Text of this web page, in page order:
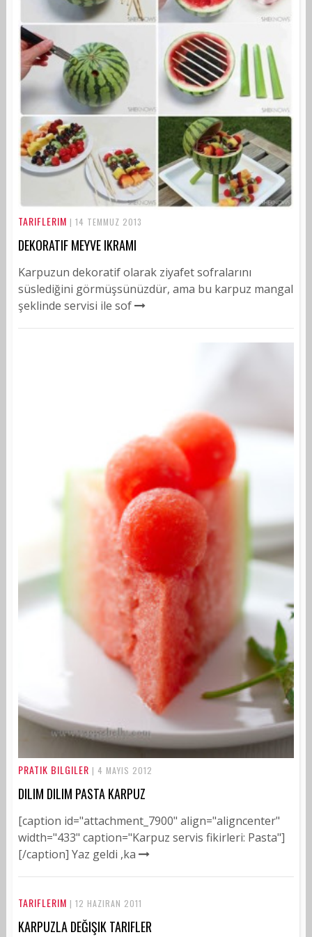
TARIFLERIM | 14 TEMMUZ 2013
DEKORATIF MEYVE IKRAMI
Karpuzun dekoratif olarak ziyafet sofralarını
süslediğini görmüşsünüzdür, ama bu karpuz mangal
şeklinde servisi ile sof
PRATIK BILGILER | 4 MAYIS 2012
DILIM DILIM PASTA KARPUZ
[caption id="attachment_7900" align="aligncenter"
width="433" caption="Karpuz servis fikirleri: Pasta"]
[/caption] Yaz geldi ,ka
TARIFLERIM | 12 HAZIRAN 2011
KARPUZLA DEĞIŞIK TARIFLER